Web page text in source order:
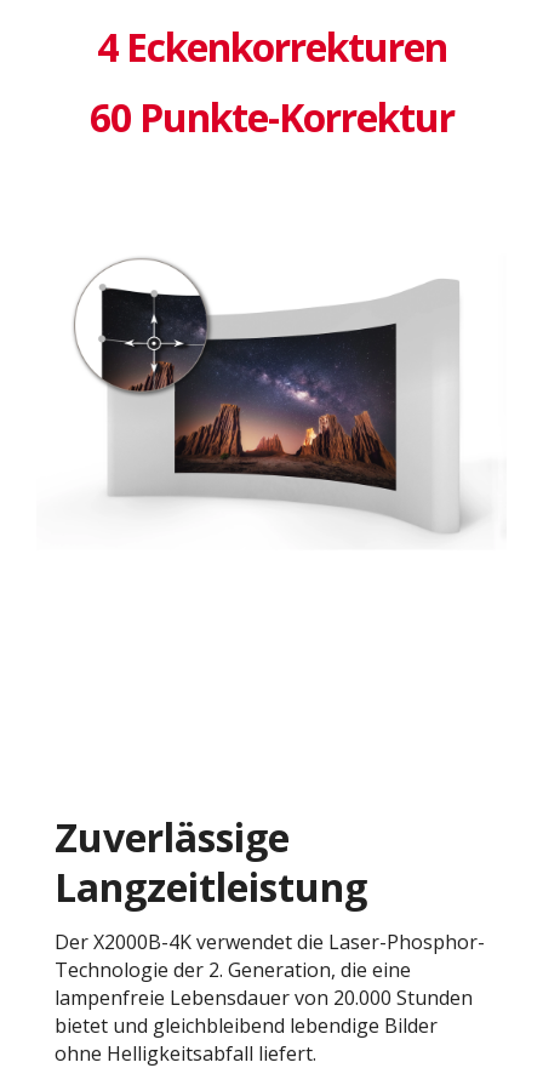
4 Eckenkorrekturen
60 Punkte-Korrektur
Zuverlässige
Langzeitleistung
Der X2000B-4K verwendet die Laser-Phosphor-
Technologie der 2. Generation, die eine
lampenfreie Lebensdauer von 20.000 Stunden
bietet und gleichbleibend lebendige Bilder
ohne Helligkeitsabfall liefert.